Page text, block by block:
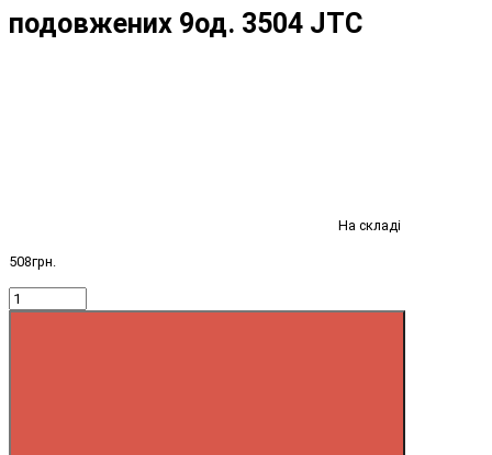
подовжених 9од. 3504 JTC
На складі
508грн.